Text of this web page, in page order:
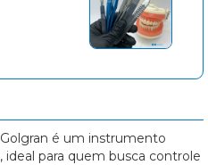
Golgran é um instrumento
para quem busca controle